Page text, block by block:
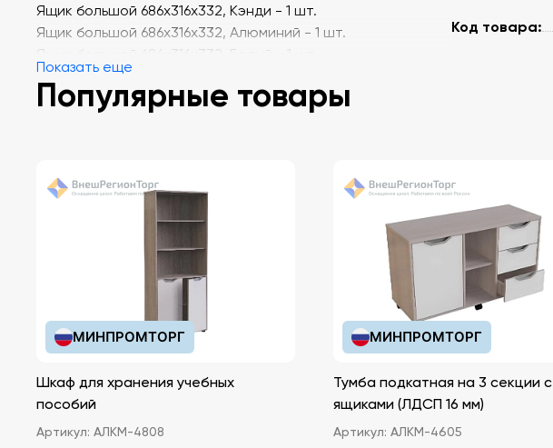
Ящик большой 686х316х332, Кэнди - 1 шт.
Ящик большой 686х316х332, Алюминий - 1 шт.
Ящик большой 686х316х332, Белый - 1 шт.
Ящик малый 332х316х332, Оранжевый - 1 шт.
Ящик двойной 332х316х165 Кэнди - 2 шт.
Показать еще
Код товара:
Популярные товары
МИНПРОМТОРГ
Шкаф для хранения учебных
пособий
Артикул: АЛКМ-4808
МИНПРОМТОРГ
Тумба подкатная на 3 секции с
ящиками (ЛДСП 16 мм)
Артикул: АЛКМ-4605